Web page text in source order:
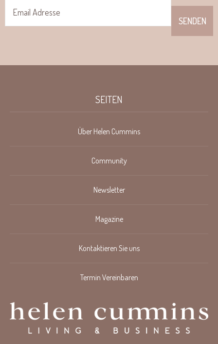
SEITEN
Über Helen Cummins
Community
Newsletter
Magazine
Kontaktieren Sie uns
Termin Vereinbaren